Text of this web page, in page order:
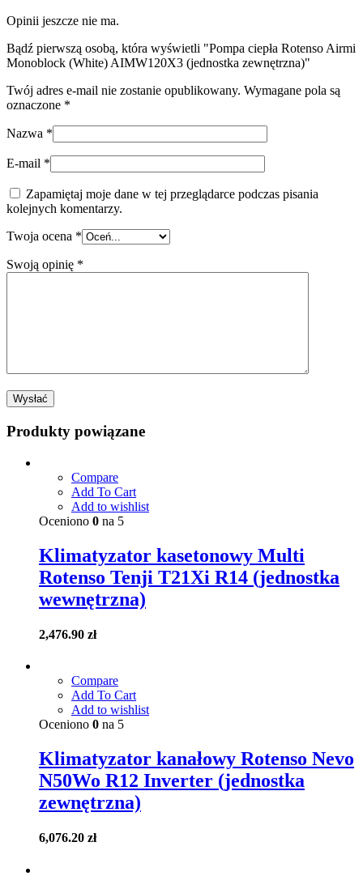
Opinii jeszcze nie ma.
Bądź pierwszą osobą, która wyświetli "Pompa ciepła Rotenso Airmi
Monoblock (White) AIMW120X3 (jednostka zewnętrzna)"
Twój adres e-mail nie zostanie opublikowany. Wymagane pola są
oznaczone *
Nazwa *
E-mail *
Zapamiętaj moje dane w tej przeglądarce podczas pisania
kolejnych komentarzy.
Twoja ocena *
Swoją opinię *
Produkty powiązane
Compare
Add To Cart
Add to wishlist
Oceniono 0 na 5
Klimatyzator kasetonowy Multi
Rotenso Tenji T21Xi R14 (jednostka
wewnętrzna)
2,476.90 zł
Compare
Add To Cart
Add to wishlist
Oceniono 0 na 5
Klimatyzator kanałowy Rotenso Nevo
N50Wo R12 Inverter (jednostka
zewnętrzna)
6,076.20 zł